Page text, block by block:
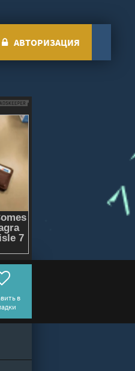
АВТОРИЗАЦИЯ
в